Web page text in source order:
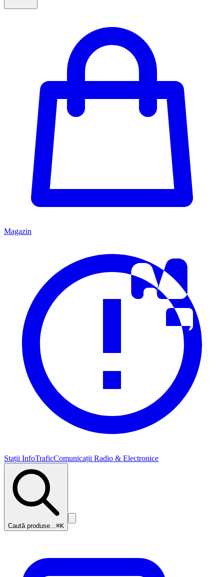
Magazin
Stații InfoTraficComunicații Radio & Electronice
Caută produse...⌘K